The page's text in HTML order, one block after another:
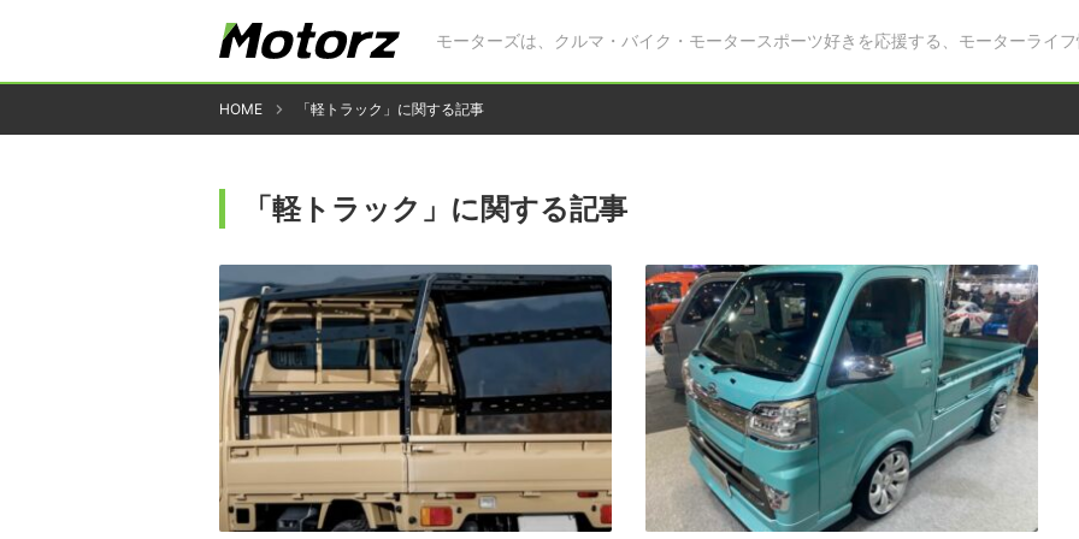
モーターズは、クルマ・バイク・モータースポーツ好きを応援する、モーターライフ
HOME 「軽トラック」に関する記事
「軽トラック」に関する記事